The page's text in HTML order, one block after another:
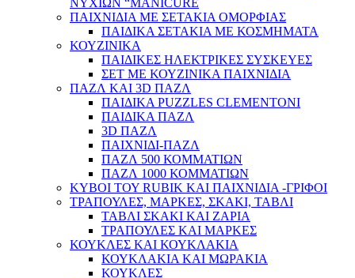
ΝΥΧΙΩΝ “MANICURE
ΠΑΙΧΝΙΔΙΑ ΜΕ ΣΕΤΑΚΙΑ ΟΜΟΡΦΙΑΣ
ΠΑΙΔΙΚΑ ΣΕΤΑΚΙΑ ΜΕ ΚΟΣΜΗΜΑΤΑ
ΚΟΥΖΙΝΙΚΑ
ΠΑΙΔΙΚΕΣ ΗΛΕΚΤΡΙΚΕΣ ΣΥΣΚΕΥΕΣ
ΣΕΤ ΜΕ ΚΟΥΖΙΝΙΚΑ ΠΑΙΧΝΙΔΙΑ
ΠΑΖΛ ΚΑΙ 3D ΠΑΖΛ
ΠΑΙΔΙΚΑ PUZZLES CLEMENTONI
ΠΑΙΔΙΚΑ ΠΑΖΛ
3D ΠΑΖΛ
ΠΑΙΧΝΙΔΙ-ΠΑΖΛ
ΠΑΖΛ 500 ΚΟΜΜΑΤΙΩΝ
ΠΑΖΛ 1000 ΚΟΜΜΑΤΙΩΝ
ΚΥΒΟΙ ΤΟΥ RUBIK ΚΑΙ ΠΑΙΧΝΙΔΙΑ -ΓΡΙΦΟΙ
ΤΡΑΠΟΥΛΕΣ, ΜΑΡΚΕΣ, ΣΚΑΚΙ, ΤΑΒΛΙ
ΤΑΒΛΙ ΣΚΑΚΙ ΚΑΙ ΖΑΡΙΑ
ΤΡΑΠΟΥΛΕΣ ΚΑΙ ΜΑΡΚΕΣ
ΚΟΥΚΛΕΣ ΚΑΙ ΚΟΥΚΛΑΚΙΑ
ΚΟΥΚΛΑΚΙΑ ΚΑΙ ΜΩΡΑΚΙΑ
ΚΟΥΚΛΕΣ